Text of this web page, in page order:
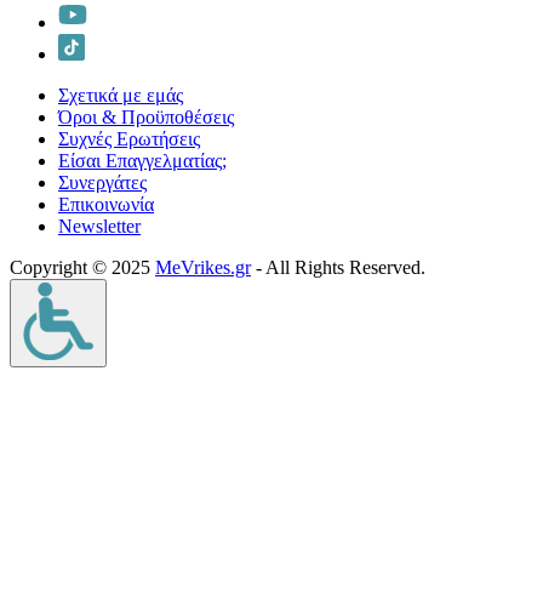
Σχετικά με εμάς
Όροι & Προϋποθέσεις
Συχνές Ερωτήσεις
Είσαι Επαγγελματίας;
Συνεργάτες
Επικοινωνία
Νewsletter
Copyright © 2025 MeVrikes.gr- All Rights Reserved.